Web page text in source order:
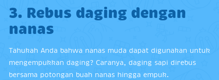
3. Rebus daging dengan
nanas
Tahukah Anda bahwa nanas muda dapat digunakan untuk
mengempukkan daging? Caranya, daging sapi direbus
bersama potongan buah nanas hingga empuk.